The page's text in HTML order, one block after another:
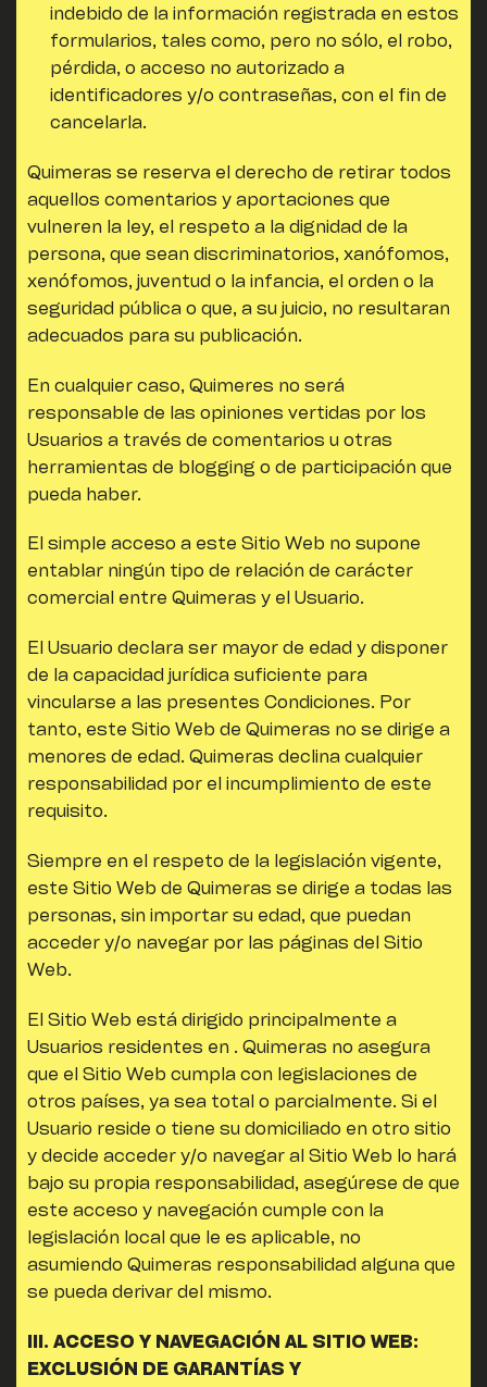
indebido de la información registrada en estos
formularios, tales como, pero no sólo, el robo,
pérdida, o acceso no autorizado a
identificadores y/o contraseñas, con el fin de
cancelarla.
Quimeras se reserva el derecho de retirar todos
aquellos comentarios y aportaciones que
vulneren la ley, el respeto a la dignidad de la
persona, que sean discriminatorios, xanófomos,
xenófomos, juventud o la infancia, el orden o la
seguridad pública o que, a su juicio, no resultaran
adecuados para su publicación.
En cualquier caso, Quimeres no será
responsable de las opiniones vertidas por los
Usuarios a través de comentarios u otras
herramientas de blogging o de participación que
pueda haber.
El simple acceso a este Sitio Web no supone
entablar ningún tipo de relación de carácter
comercial entre Quimeras y el Usuario.
El Usuario declara ser mayor de edad y disponer
de la capacidad jurídica suficiente para
vincularse a las presentes Condiciones. Por
tanto, este Sitio Web de Quimeras no se dirige a
menores de edad. Quimeras declina cualquier
responsabilidad por el incumplimiento de este
requisito.
Siempre en el respeto de la legislación vigente,
este Sitio Web de Quimeras se dirige a todas las
personas, sin importar su edad, que puedan
acceder y/o navegar por las páginas del Sitio
Web.
El Sitio Web está dirigido principalmente a
Usuarios residentes en . Quimeras no asegura
que el Sitio Web cumpla con legislaciones de
otros países, ya sea total o parcialmente. Si el
Usuario reside o tiene su domiciliado en otro sitio
y decide acceder y/o navegar al Sitio Web lo hará
bajo su propia responsabilidad, asegúrese de que
este acceso y navegación cumple con la
legislación local que le es aplicable, no
asumiendo Quimeras responsabilidad alguna que
se pueda derivar del mismo.
III. ACCESO Y NAVEGACIÓN AL SITIO WEB:
EXCLUSIÓN DE GARANTÍAS Y